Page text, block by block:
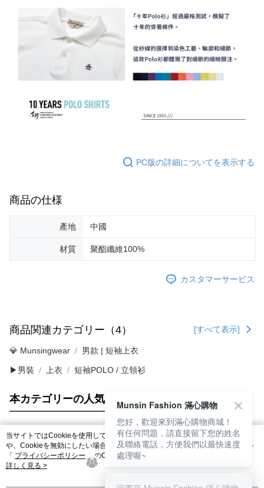
PC版の詳細についてを表示する
商品の仕様
產地 中國
材質 聚酯纖維100%
カスタマーサービス
商品関連カテゴリー（4） [すべて表示]
💎 Munsingwear 男款 | 短袖上衣
▶男裝 上衣 短袖POLO / 立領衫
本カテゴリーの人気商品 サイト全体のランキング
人気タグ
当サイトではCookieを使用しています。当サイトのCookie使用に関する詳細
や、Cookieを無効にしたい場合のブラウザでの設定方法については、当サイト
「 プライバシーポリシー 」のCookieポリシーをご参照ください。お客さま
が、当サイトを引き続き使用される場合、当社がサイト利用規約のCookieポリ
詳しく見る >
Munsin Fashion 滿心購物
您好，歡迎來到滿心購物商城！
有任何問題，請直接留下您的姓名
及聯絡電話，方便我們以最快速度
處理喔~